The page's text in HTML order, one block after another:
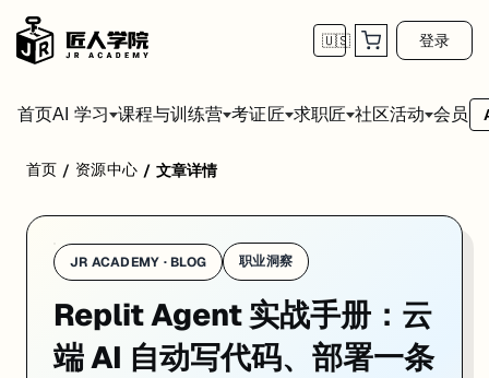
🇺🇸 登录
首页AI 学习 课程与训练营 考证匠 求职匠 社区活动 会员
Replit Agent 用起来很爽，但"爽"的代价可能是账单上多出几百美元。
首页 / 资源中心 / 文章详情
JR ACADEMY · BLOG 职业洞察
Replit Agent 实战手册：云
端 AI 自动写代码、部署一条